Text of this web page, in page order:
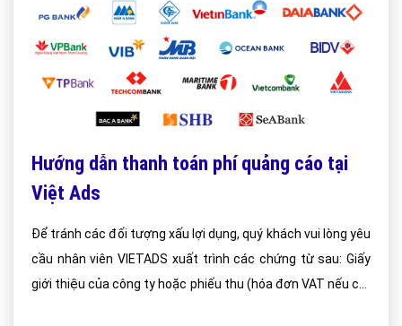
Hướng dẫn thanh toán phí quảng cáo tại
Việt Ads
Để tránh các đối tượng xấu lợi dụng, quý khách vui lòng yêu
cầu nhân viên VIETADS xuất trình các chứng từ sau: Giấy
giới thiệu của công ty hoặc phiếu thu (hóa đơn VAT nếu có)